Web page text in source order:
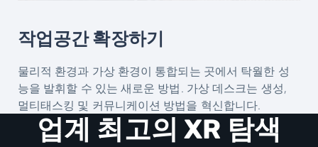
작업공간 확장하기
물리적 환경과 가상 환경이 통합되는 곳에서 탁월한 성
능을 발휘할 수 있는 새로운 방법. 가상 데스크는 생성,
멀티태스킹 및 커뮤니케이션 방법을 혁신합니다.
업계 최고의 XR 탐색